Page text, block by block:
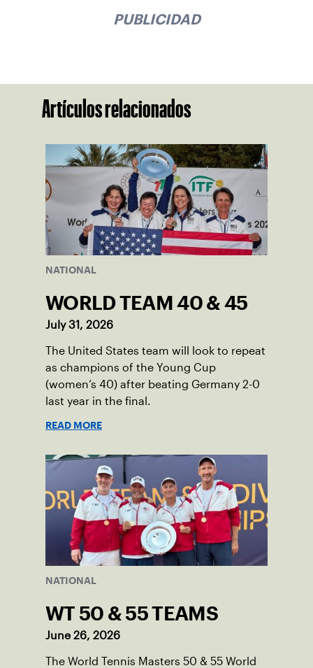
PUBLICIDAD
Artículos relacionados
NATIONAL
WORLD TEAM 40 & 45
July 31, 2026
The United States team will look to repeat
as champions of the Young Cup
(women’s 40) after beating Germany 2-0
last year in the final.
READ MORE
NATIONAL
WT 50 & 55 TEAMS
June 26, 2026
The World Tennis Masters 50 & 55 World